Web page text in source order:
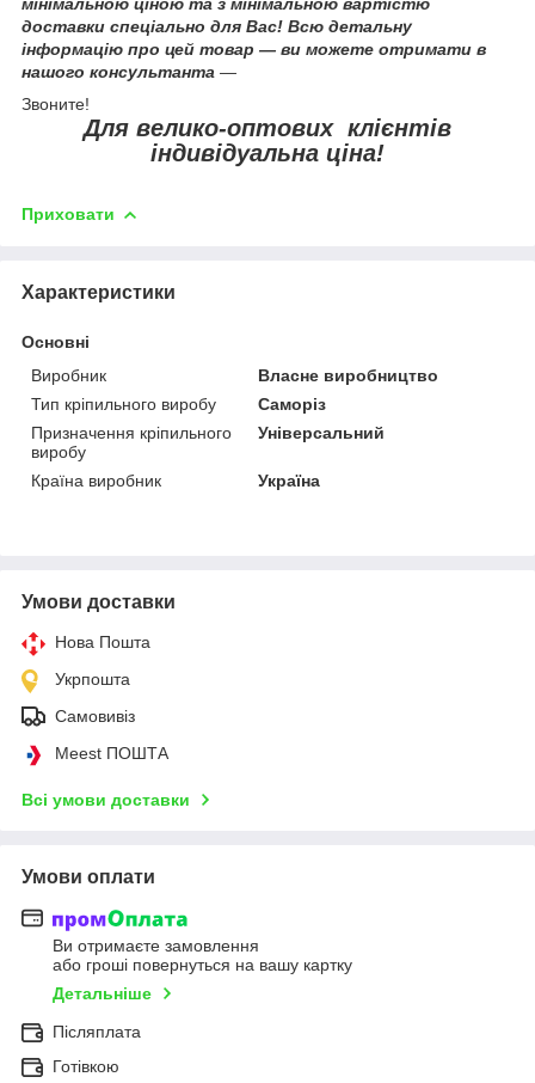
мінімальною ціною та з мінімальною вартістю
доставки спеціально для Вас! Всю детальну
інформацію про цей товар — ви можете отримати в
нашого консультанта —
Звоните!
Для велико-оптових клієнтів
індивідуальна ціна!
Приховати
Характеристики
Основні
Виробник
Власне виробництво
Тип кріпильного виробу
Саморіз
Призначення кріпильного
виробу
Універсальний
Країна виробник Україна
Умови доставки
Нова Пошта
Укрпошта
Самовивіз
Meest ПОШТА
Всі умови доставки
Умови оплати
Ви отримаєте замовлення
або гроші повернуться на вашу картку
Детальніше
Післяплата
Готівкою